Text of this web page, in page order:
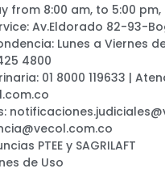
from 8:00 am, to 5:00
Av.Eldorado 82-93-
Lunes a Viernes
4800
01 8000 119633 |
PTEE y SAGRILAFT
de Uso